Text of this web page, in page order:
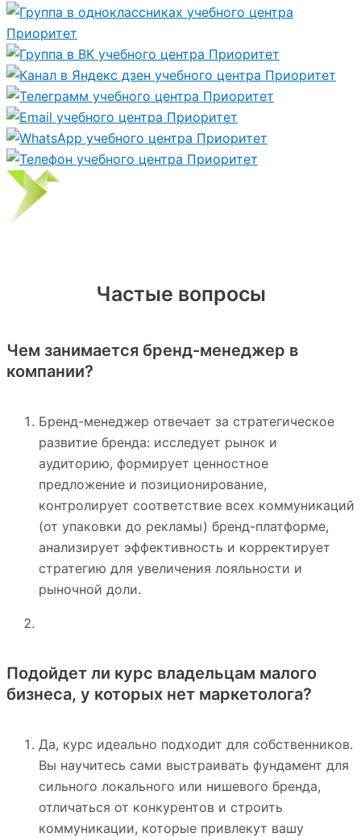
Частые вопросы
Чем занимается бренд-менеджер в
компании?
Бренд-менеджер отвечает за стратегическое
развитие бренда: исследует рынок и
аудиторию, формирует ценностное
предложение и позиционирование,
контролирует соответствие всех коммуникаций
(от упаковки до рекламы) бренд-платформе,
анализирует эффективность и корректирует
стратегию для увеличения лояльности и
рыночной доли.
Подойдет ли курс владельцам малого
бизнеса, у которых нет маркетолога?
Да, курс идеально подходит для собственников.
Вы научитесь сами выстраивать фундамент для
сильного локального или нишевого бренда,
отличаться от конкурентов и строить
коммуникации, которые привлекут вашу